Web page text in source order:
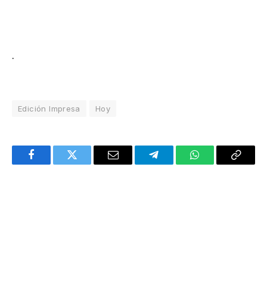
.
Edición Impresa Hoy
FacebookTwitter Email TelegramWhatsAppCopy